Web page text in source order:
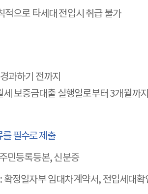
적으로 타세대 전입시 취급 불가
과하기 전까지
세 보증금대출 실행일로부터 3개월까
를 필수로 제출
민등록등본, 신분증
확정일자부 임대차계약서, 전입세대확